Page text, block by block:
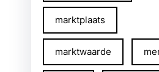
marktplaats
marktwaarde